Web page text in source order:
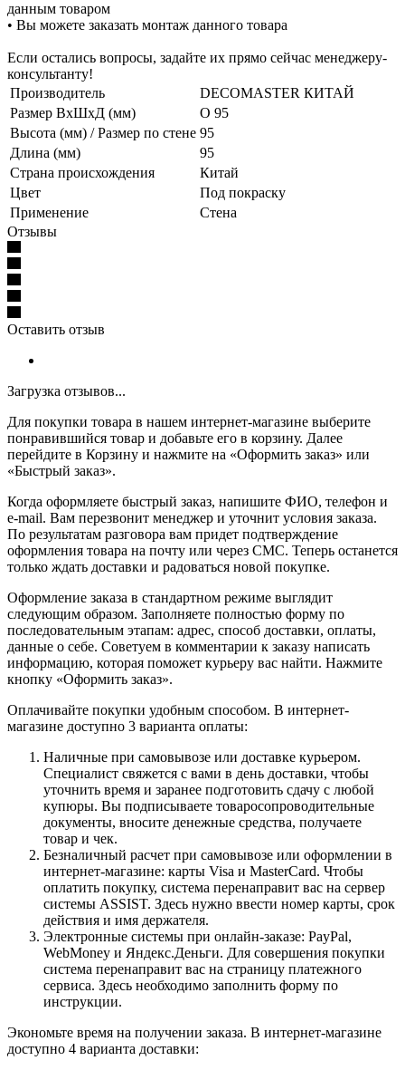
данным товаром
• Вы можете заказать монтаж данного товара
Если остались вопросы, задайте их прямо сейчас менеджеру-
консультанту!
Производитель
DECOMASTER КИТАЙ
Размер ВхШхД (мм)
О 95
Высота (мм) / Размер по стене 95
Длина (мм)
95
Страна происхождения
Китай
Цвет
Под покраску
Применение
Стена
Отзывы
Оставить отзыв
Загрузка отзывов...
Для покупки товара в нашем интернет-магазине выберите
понравившийся товар и добавьте его в корзину. Далее
перейдите в Корзину и нажмите на «Оформить заказ» или
«Быстрый заказ».
Когда оформляете быстрый заказ, напишите ФИО, телефон и
e-mail. Вам перезвонит менеджер и уточнит условия заказа.
По результатам разговора вам придет подтверждение
оформления товара на почту или через СМС. Теперь останется
только ждать доставки и радоваться новой покупке.
Оформление заказа в стандартном режиме выглядит
следующим образом. Заполняете полностью форму по
последовательным этапам: адрес, способ доставки, оплаты,
данные о себе. Советуем в комментарии к заказу написать
информацию, которая поможет курьеру вас найти. Нажмите
кнопку «Оформить заказ».
Оплачивайте покупки удобным способом. В интернет-
магазине доступно 3 варианта оплаты:
Наличные при самовывозе или доставке курьером.
Специалист свяжется с вами в день доставки, чтобы
уточнить время и заранее подготовить сдачу с любой
купюры. Вы подписываете товаросопроводительные
документы, вносите денежные средства, получаете
товар и чек.
Безналичный расчет при самовывозе или оформлении в
интернет-магазине: карты Visa и MasterCard. Чтобы
оплатить покупку, система перенаправит вас на сервер
системы ASSIST. Здесь нужно ввести номер карты, срок
действия и имя держателя.
Электронные системы при онлайн-заказе: PayPal,
WebMoney и Яндекс.Деньги. Для совершения покупки
система перенаправит вас на страницу платежного
сервиса. Здесь необходимо заполнить форму по
инструкции.
Экономьте время на получении заказа. В интернет-магазине
доступно 4 варианта доставки: